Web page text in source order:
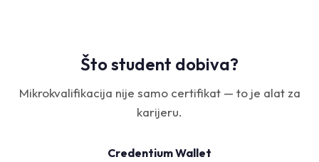
Što student dobiva?
Mikrokvalifikacija nije samo certifikat — to je alat za
karijeru.
Credentium Wallet